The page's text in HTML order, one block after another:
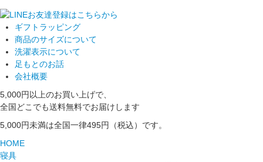
ギフトラッピング
商品のサイズについて
洗濯表示について
足もとのお話
会社概要
5,000円以上のお買い上げで、
全国どこでも送料無料でお届けします
5,000円未満は全国一律495円（税込）です。
HOME
寝具